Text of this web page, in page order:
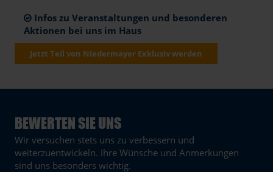
Infos zu Veranstaltungen und besonderen
Aktionen bei uns im Haus
Jetzt Teil von Niedermayer Exklusiv werden
BEWERTEN SIE UNS
Wir versuchen stets uns zu verbessern und
weiterzuentwickeln. Ihre Wünsche und Anmerkungen
sind uns besonders wichtig.